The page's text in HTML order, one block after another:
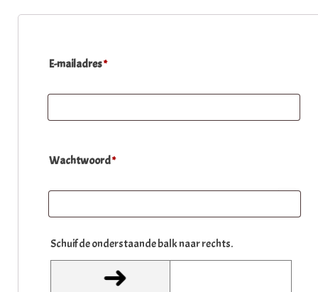
E-mailadres *Vereist
Wachtwoord *Vereist
Schuif de onderstaande balk naar rechts.
➜